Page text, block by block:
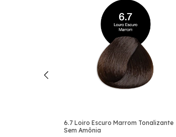
6.7 Loiro Escuro Marrom Tonalizante
Sem Amônia